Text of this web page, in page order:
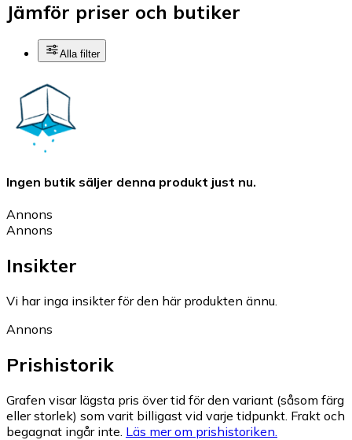
Jämför priser och butiker
Alla filter
Ingen butik säljer denna produkt just nu.
Annons
Annons
Insikter
Vi har inga insikter för den här produkten ännu.
Annons
Prishistorik
Grafen visar lägsta pris över tid för den variant (såsom färg
eller storlek) som varit billigast vid varje tidpunkt. Frakt och
begagnat ingår inte. Läs mer om prishistoriken.